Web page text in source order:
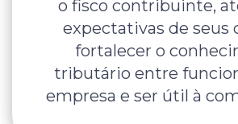
o fisco contribuinte,
expectativas de seus
fortalecer o
tributário entre
empresa e ser útil à